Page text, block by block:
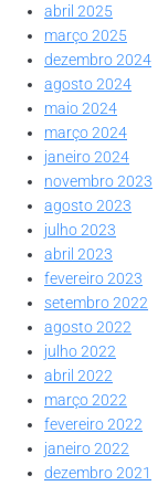
abril 2025
março 2025
dezembro 2024
agosto 2024
maio 2024
março 2024
janeiro 2024
novembro 2023
agosto 2023
julho 2023
abril 2023
fevereiro 2023
setembro 2022
agosto 2022
julho 2022
abril 2022
março 2022
fevereiro 2022
janeiro 2022
dezembro 2021